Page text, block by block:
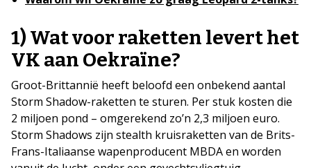
1) Wat voor raketten levert het
VK aan Oekraïne?
Groot-Brittannië heeft beloofd een onbekend aantal
Storm Shadow-raketten te sturen. Per stuk kosten die
2 miljoen pond – omgerekend zo’n 2,3 miljoen euro.
Storm Shadows zijn stealth kruisraketten van de Brits-
Frans-Italiaanse wapenproducent MBDA en worden